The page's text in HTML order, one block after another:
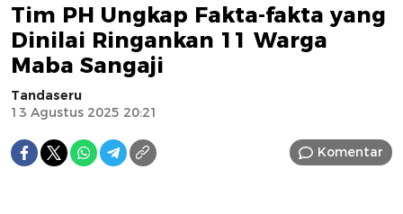
Tim PH Ungkap Fakta-fakta yang
Dinilai Ringankan 11 Warga
Maba Sangaji
Tandaseru
13 Agustus 2025 20:21
Komentar